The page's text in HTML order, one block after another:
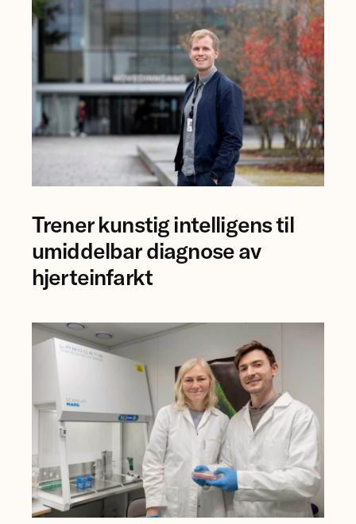
Bjørn-
Jostein
Singstad
ved
Trener kunstig intelligens til
umiddelbar diagnose av
hjerteinfarkt